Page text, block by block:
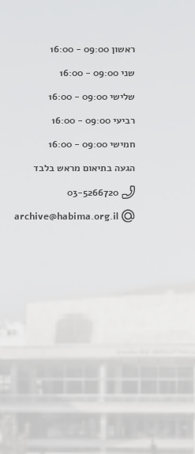
ראשון 09:00 - 16:00
שני 09:00 - 16:00
שלישי 09:00 - 16:00
רביעי 09:00 - 16:00
חמישי 09:00 - 16:00
הגעה בתיאום מראש בלבד
03-5266720
archive@habima.org.il